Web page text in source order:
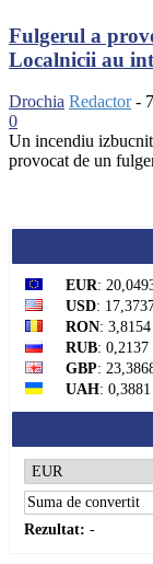
Fulgerul a
Localnicii au
Drochia Redactor -
0
Un incendiu
provocat de un
EUR:
USD:
RON:
RUB:
GBP:
UAH:
Rezultat: -